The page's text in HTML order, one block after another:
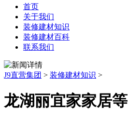
首页
关于我们
装修建材知识
装修建材百科
联系我们
J9直营集团 > 装修建材知识 >
龙湖丽宜家家居等